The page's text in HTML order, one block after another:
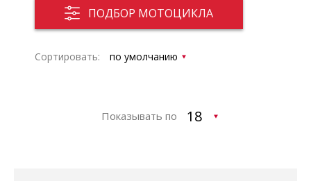
ПОДБОР МОТОЦИКЛА
Сортировать:
Показывать по